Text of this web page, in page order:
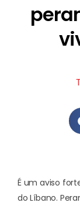
É um aviso
do Líbano.